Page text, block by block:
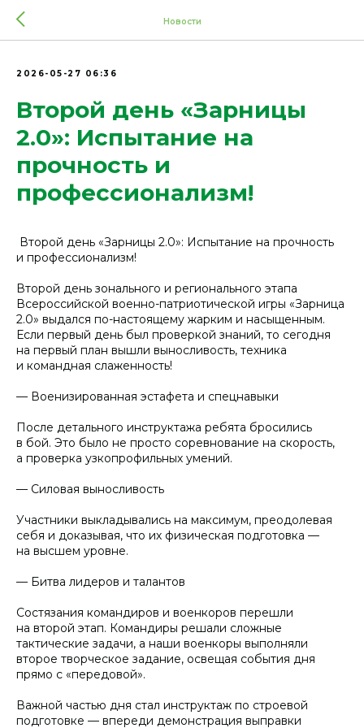
Новости
2026-05-27 06:36
Второй день «Зарницы
2.0»: Испытание на
прочность и
профессионализм!
️ Второй день «Зарницы 2.0»: Испытание на прочность
и профессионализм!
Второй день зонального и регионального этапа
Всероссийской военно-патриотической игры «Зарница
2.0» выдался по-настоящему жарким и насыщенным.
Если первый день был проверкой знаний, то сегодня
на первый план вышли выносливость, техника
и командная слаженность!
— Военизированная эстафета и спецнавыки
После детального инструктажа ребята бросились
в бой. Это было не просто соревнование на скорость,
а проверка узкопрофильных умений.
— Силовая выносливость
Участники выкладывались на максимум, преодолевая
себя и доказывая, что их физическая подготовка —
на высшем уровне.
— Битва лидеров и талантов
Состязания командиров и военкоров перешли
на второй этап. Командиры решали сложные
тактические задачи, а наши военкоры выполняли
второе творческое задание, освещая события дня
прямо с «передовой».
Важной частью дня стал инструктаж по строевой
подготовке — впереди демонстрация выправки